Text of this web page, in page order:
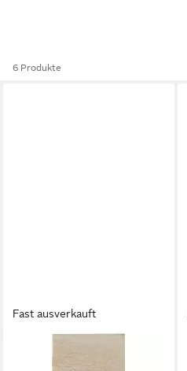
6 Produkte
Fast ausverkauft
Eau de Parfum Rêve de